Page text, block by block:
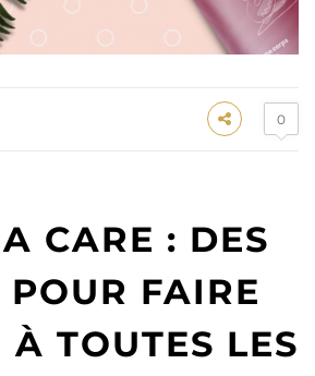
0
CARE : DES
POUR FAIRE
TOUTES LES